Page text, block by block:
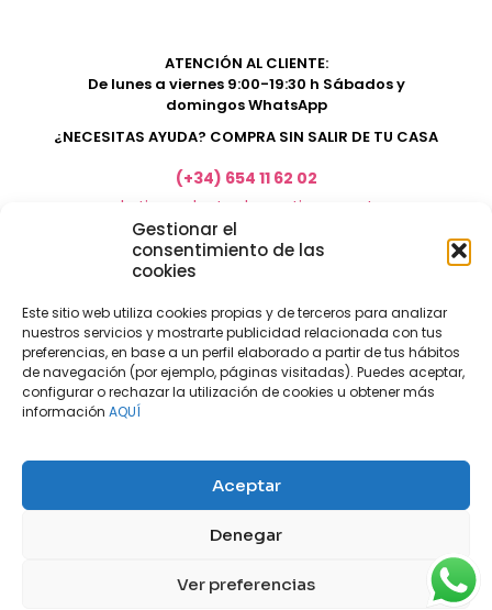
Gestionar el
consentimiento de las
cookies
Este sitio web utiliza cookies propias y de terceros para analizar
nuestros servicios y mostrarte publicidad relacionada con tus
preferencias, en base a un perfil elaborado a partir de tus hábitos
de navegación (por ejemplo, páginas visitadas). Puedes aceptar,
configurar o rechazar la utilización de cookies u obtener más
información AQUÍ
Aceptar
Denegar
Ver preferencias
ATENCIÓN AL CLIENTE:
De lunes a viernes 9:00-19:30 h Sábados y
domingos WhatsApp
¿NECESITAS AYUDA? COMPRA SIN SALIR DE TU CASA
(+34) 654 11 62 02
marketing@electrodomesticosacosta.es
Tienda de muebles en Fuengirola
Tienda de muebles en Benalmádena
Tienda de muebles en el Rincón de la Victoria
Tienda de electrodomésticos en Málaga
Tienda de muebles en Cártama
Nuestras tiendas físicas
Aviso legal
Política de privacidad
Políticas de cookies